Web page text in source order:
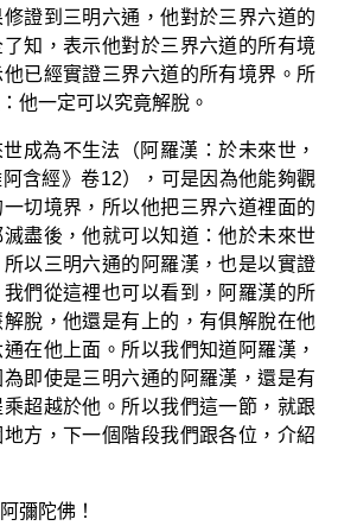
證到三明六通，他對於三界六道的
知，表示他對於三界六道的所有境
已經實證三界六道的所有境界。所
他一定可以究竟解脫。
成為不生法（阿羅漢：於未來世，
含經》卷12），可是因為他能夠觀
切境界，所以他把三界六道裡面的
盡後，他就可以知道：他於未來世
以三明六通的阿羅漢，也是以實證
們從這裡也可以看到，阿羅漢的所
脫，他還是有上的，有俱解脫在他
通在他上面。所以我們知道阿羅漢，
即使是三明六通的阿羅漢，還是有
乘超越於他。所以我們這一節，就跟
方，下一個階段我們跟各位，介紹
彌陀佛！